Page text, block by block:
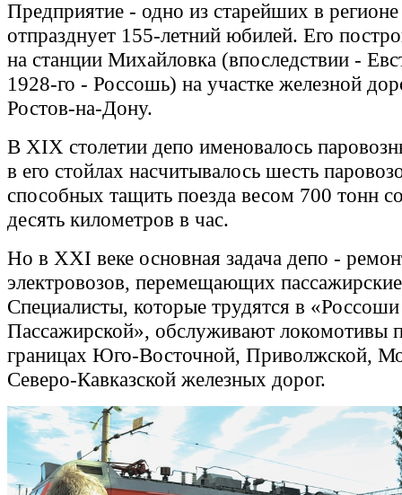
Предприятие - одно из старейших в
отпразднует 155-летний юбилей. Его
на станции Михайловка (впоследствии -
1928-го - Россошь) на участке железной
Ростов-на-Дону.
В XIX столетии депо именовалось
в его стойлах насчитывалось шесть
способных тащить поезда весом 700 тонн
десять километров в час.
Но в XXI веке основная задача депо -
электровозов, перемещающих
Специалисты, которые трудятся в
Пассажирской», обслуживают локомотивы
границах Юго-Восточной, Приволжской,
Северо-Кавказской железных дорог.